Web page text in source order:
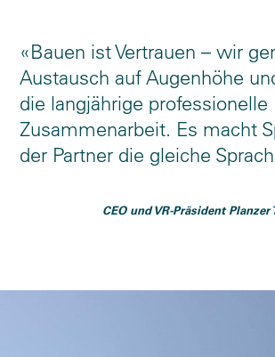
Bauen ist Vertrauen – wir
Austausch auf Augenhöhe
die langjährige professionelle
Zusammenarbeit. Es macht
der Partner die gleiche
CEO und VR-Präsident Planzer